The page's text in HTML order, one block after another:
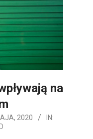
na
2020
IN: